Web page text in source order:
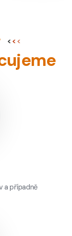
a případně